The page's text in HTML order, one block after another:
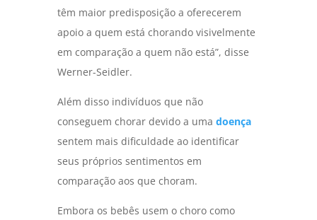
têm maior predisposição a oferecerem
apoio a quem está chorando visivelmente
em comparação a quem não está”, disse
Werner-Seidler.
Além disso indivíduos que não
conseguem chorar devido a uma doença
sentem mais dificuldade ao identificar
seus próprios sentimentos em
comparação aos que choram.
Embora os bebês usem o choro como